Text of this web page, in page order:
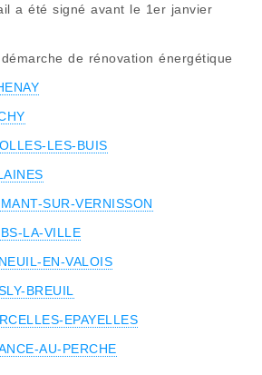
a été signé avant le 1er janvier
de rénovation énergétique
LES-BUIS
SUR-VERNISSON
LA-VILLE
EN-VALOIS
BREUIL
EPAYELLES
AU-PERCHE